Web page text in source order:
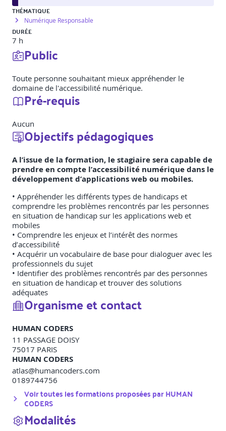
THÉMATIQUE
Numérique Responsable
DURÉE
7 h
Public
Toute personne souhaitant mieux appréhender le
domaine de l'accessibilité numérique.
Pré-requis
Aucun
Objectifs pédagogiques
A l’issue de la formation, le stagiaire sera capable de
prendre en compte l’accessibilité numérique dans le
développement d’applications web ou mobiles.
• Appréhender les différents types de handicaps et
comprendre les problèmes rencontrés par les personnes
en situation de handicap sur les applications web et
mobiles
• Comprendre les enjeux et l’intérêt des normes
d’accessibilité
• Acquérir un vocabulaire de base pour dialoguer avec les
professionnels du sujet
• Identifier des problèmes rencontrés par des personnes
en situation de handicap et trouver des solutions
adéquates
Organisme et contact
HUMAN CODERS
11 PASSAGE DOISY
75017 PARIS
HUMAN CODERS
atlas@humancoders.com
0189744756
Voir toutes les formations proposées parHUMAN
CODERS
Modalités